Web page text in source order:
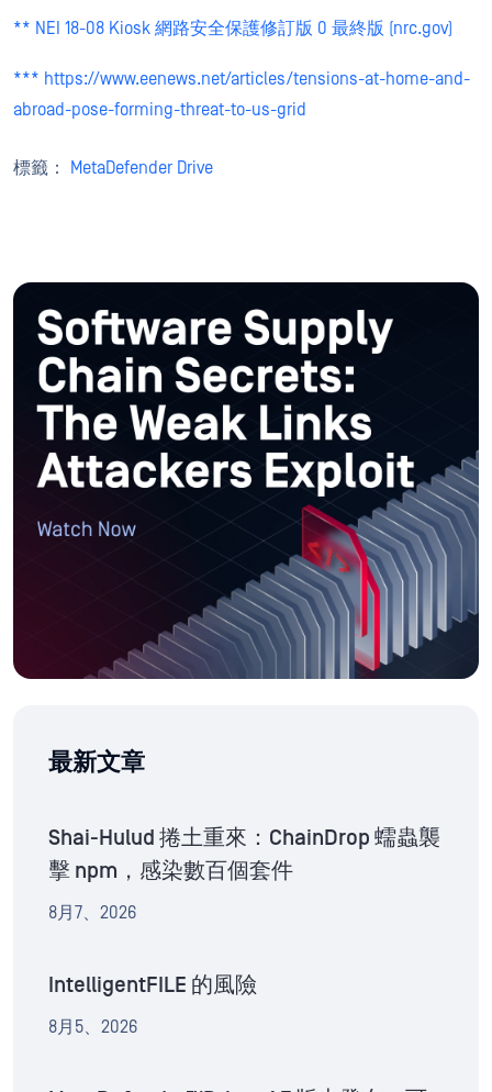
** NEI 18-08 Kiosk 網路安全保護修訂版 0 最終版 (nrc.gov)
*** https://www.eenews.net/articles/tensions-at-home-and-
abroad-pose-forming-threat-to-us-grid
標籤： MetaDefender Drive
最新文章
Shai-Hulud 捲土重來：ChainDrop 蠕蟲襲
擊 npm，感染數百個套件
8月7、2026
IntelligentFILE 的風險
8月5、2026